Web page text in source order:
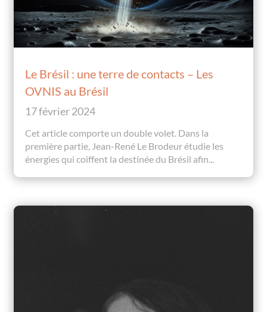
Le Brésil : une terre de contacts – Les
OVNIS au Brésil
17 février 2024
Cet article comporte un double volet. Dans la
première partie, Jean-René Le Brodeur étudie les
énergies qui coiffent la destinée du Brésil afin...